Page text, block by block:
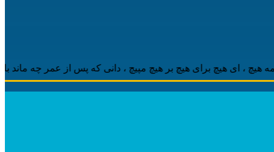
، ‌ای هیچ برای هیچ بر هیچ مپیچ ، دانی که پس از عمر چه ماند باقی